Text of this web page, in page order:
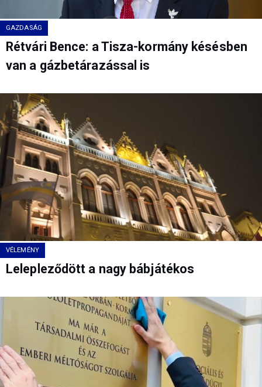
GAZDASÁG
Rétvári Bence: a Tisza-kormány késésben
van a gázbetárazással is
VÉLEMÉNY
Lelepleződött a nagy bábjátékos